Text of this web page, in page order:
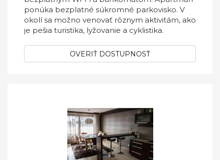
ponúka bezplatné súkromné parkovisko. V
okolí sa možno venovať rôznym aktivitám, ako
je pešia turistika, lyžovanie a cyklistika.
OVERIŤ DOSTUPNOSŤ